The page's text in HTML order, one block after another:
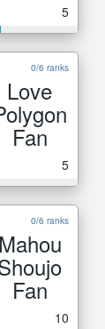
5
0/6 ranks
Love
Fan
5
0/6 ranks
Mahou
Fan
10